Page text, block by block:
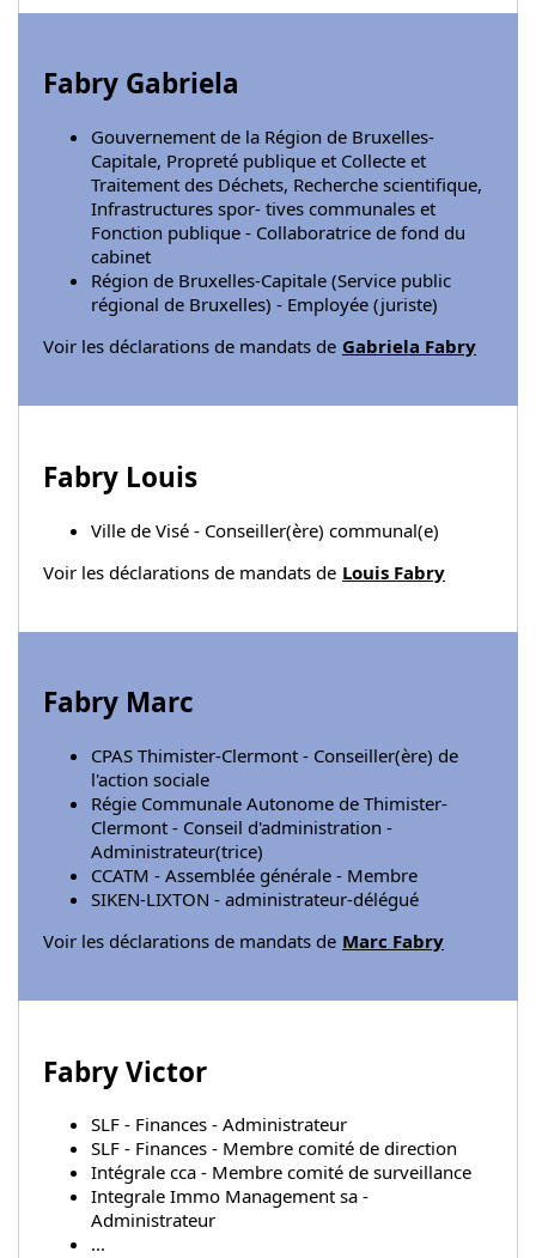
Fabry Gabriela
Gouvernement de la Région de Bruxelles-
Capitale, Propreté publique et Collecte et
Traitement des Déchets, Recherche scientifique,
Infrastructures spor- tives communales et
Fonction publique - Collaboratrice de fond du
cabinet
Région de Bruxelles-Capitale (Service public
régional de Bruxelles) - Employée (juriste)
Voir les déclarations de mandats de Gabriela Fabry
Fabry Louis
Ville de Visé - Conseiller(ère) communal(e)
Voir les déclarations de mandats de Louis Fabry
Fabry Marc
CPAS Thimister-Clermont - Conseiller(ère) de
l'action sociale
Régie Communale Autonome de Thimister-
Clermont - Conseil d'administration -
Administrateur(trice)
CCATM - Assemblée générale - Membre
SIKEN-LIXTON - administrateur-délégué
Voir les déclarations de mandats de Marc Fabry
Fabry Victor
SLF - Finances - Administrateur
SLF - Finances - Membre comité de direction
Intégrale cca - Membre comité de surveillance
Integrale Immo Management sa -
Administrateur
...